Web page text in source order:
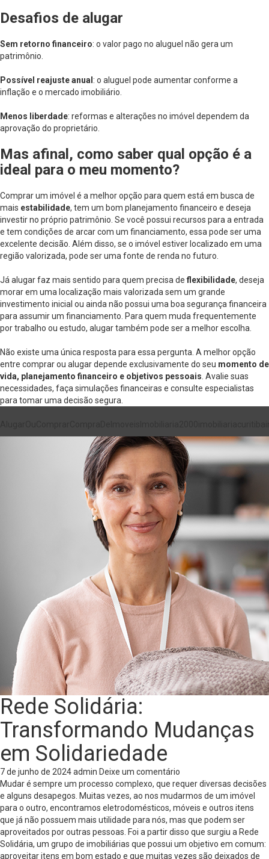
Desafios de alugar
Sem retorno financeiro: o valor pago no aluguel não gera um
patrimônio.
Possível reajuste anual : o aluguel pode aumentar conforme a
inflação e o mercado imobiliário.
Menos liberdade: reformas e alterações no imóvel dependem da
aprovação do proprietário.
Mas afinal, como saber qual opção é a
ideal para o meu momento?
Comprar um imóvel é a melhor opção para quem está em busca de
mais estabilidade, tem um bom planejamento financeiro e deseja
investir no próprio patrimônio. Se você possui recursos para a entrada
e tem condições de arcar com um financiamento, essa pode ser uma
excelente decisão. Além disso, se o imóvel estiver localizado em uma
região valorizada, pode ser uma fonte de renda no futuro.
Já alugar faz mais sentido para quem precisa de flexibilidade, deseja
morar em uma localização mais valorizada sem um grande
investimento inicial ou ainda não possui uma boa segurança financeira
para assumir um financiamento. Para quem muda frequentemente
por trabalho ou estudo, alugar também pode ser a melhor escolha.
Não existe uma única resposta para essa pergunta. A melhor opção
entre comprar ou alugar depende exclusivamente do seu momento de
vida, planejamento financeiro e objetivos pessoais . Avalie suas
necessidades, faça simulações financeiras e consulte especialistas
para tomar uma decisão segura.
Rede Solidária:
Transformando Mudanças
em Solidariedade
7 de junho de 2024admin Deixe um comentário
Mudar é sempre um processo complexo, que requer diversas decisões
e alguns desapegos. Muitas vezes, ao nos mudarmos de um imóvel
para o outro, encontramos eletrodomésticos, móveis e outros itens
que já não possuem mais utilidade para nós, mas que podem ser
aproveitados por outras pessoas. Foi a partir disso que surgiu a Rede
Solidária, um grupo de imobiliárias que possui um objetivo em comum:
aproveitar itens em bom estado e que muitas vezes são deixados de